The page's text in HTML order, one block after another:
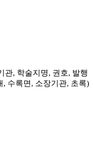
관, 학술지명, 권호, 발행
수록면, 소장기관, 초록)